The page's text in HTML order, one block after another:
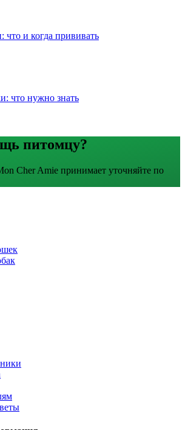
что и когда прививать
что нужно знать
питомцу?
Cher Amie принимает уточняйте по